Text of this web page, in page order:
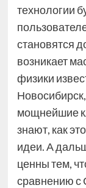
технологии
становятся
возникает
физики
мощнейшие
знают, как
идеи. А
ценны тем,
сравнению с